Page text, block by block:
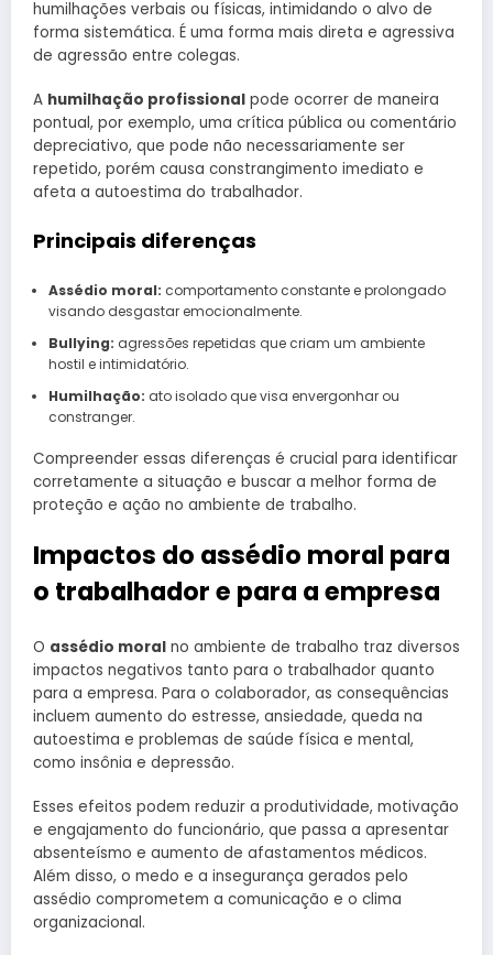
humilhações verbais ou físicas, intimidando o alvo de
forma sistemática. É uma forma mais direta e agressiva
de agressão entre colegas.
A humilhação profissional pode ocorrer de maneira
pontual, por exemplo, uma crítica pública ou comentário
depreciativo, que pode não necessariamente ser
repetido, porém causa constrangimento imediato e
afeta a autoestima do trabalhador.
Principais diferenças
Assédio moral: comportamento constante e prolongado
visando desgastar emocionalmente.
Bullying: agressões repetidas que criam um ambiente
hostil e intimidatório.
Humilhação: ato isolado que visa envergonhar ou
constranger.
Compreender essas diferenças é crucial para identificar
corretamente a situação e buscar a melhor forma de
proteção e ação no ambiente de trabalho.
Impactos do assédio moral para
o trabalhador e para a empresa
O assédio moral no ambiente de trabalho traz diversos
impactos negativos tanto para o trabalhador quanto
para a empresa. Para o colaborador, as consequências
incluem aumento do estresse, ansiedade, queda na
autoestima e problemas de saúde física e mental,
como insônia e depressão.
Esses efeitos podem reduzir a produtividade, motivação
e engajamento do funcionário, que passa a apresentar
absenteísmo e aumento de afastamentos médicos.
Além disso, o medo e a insegurança gerados pelo
assédio comprometem a comunicação e o clima
organizacional.